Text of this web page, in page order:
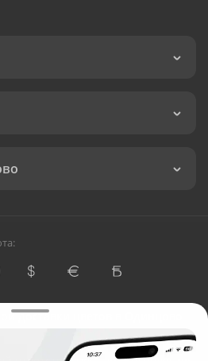
доставки цветов в Одинцово